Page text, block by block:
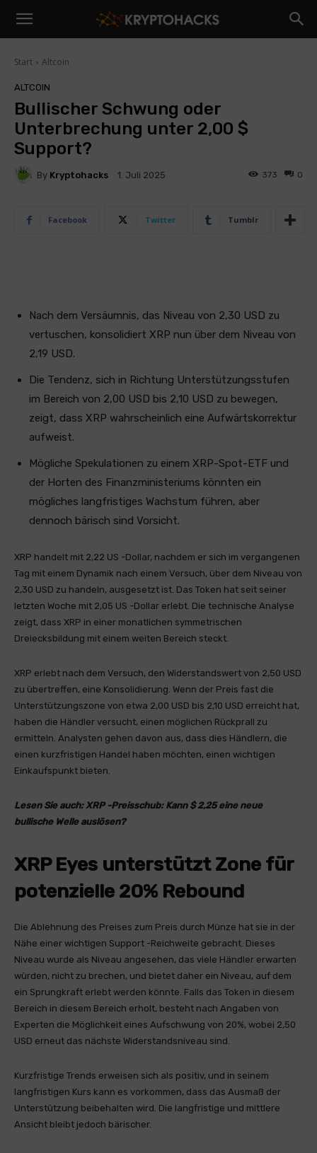
Start Altcoin
ALTCOIN
Bullischer Schwung oder
Unterbrechung unter 2,00 $
Support?
By Kryptohacks 1. Juli 2025 0
373
Facebook Twitter Tumblr
Nach dem Versäumnis, das Niveau von 2,30 USD zu
vertuschen, konsolidiert XRP nun über dem Niveau von
2,19 USD.
Die Tendenz, sich in Richtung Unterstützungsstufen
im Bereich von 2,00 USD bis 2,10 USD zu bewegen,
zeigt, dass XRP wahrscheinlich eine Aufwärtskorrektur
aufweist.
Mögliche Spekulationen zu einem XRP-Spot-ETF und
der Horten des Finanzministeriums könnten ein
mögliches langfristiges Wachstum führen, aber
dennoch bärisch sind Vorsicht.
XRP handelt mit 2,22 US -Dollar, nachdem er sich im vergangenen
Tag mit einem Dynamik nach einem Versuch, über dem Niveau von
2,30 USD zu handeln, ausgesetzt ist. Das Token hat seit seiner
letzten Woche mit 2,05 US -Dollar erlebt. Die technische Analyse
zeigt, dass XRP in einer monatlichen symmetrischen
Dreiecksbildung mit einem weiten Bereich steckt.
XRP erlebt nach dem Versuch, den Widerstandswert von 2,50 USD
zu übertreffen, eine Konsolidierung. Wenn der Preis fast die
Unterstützungszone von etwa 2,00 USD bis 2,10 USD erreicht hat,
haben die Händler versucht, einen möglichen Rückprall zu
ermitteln. Analysten gehen davon aus, dass dies Händlern, die
einen kurzfristigen Handel haben möchten, einen wichtigen
Einkaufspunkt bieten.
Lesen Sie auch: XRP -Preisschub: Kann $ 2,25 eine neue
bullische Welle auslösen?
XRP Eyes unterstützt Zone für
potenzielle 20% Rebound
Die Ablehnung des Preises zum Preis durch Münze hat sie in der
Nähe einer wichtigen Support -Reichweite gebracht. Dieses
Niveau wurde als Niveau angesehen, das viele Händler erwarten
würden, nicht zu brechen, und bietet daher ein Niveau, auf dem
ein Sprungkraft erlebt werden könnte. Falls das Token in diesem
Bereich in diesem Bereich erholt, besteht nach Angaben von
Experten die Möglichkeit eines Aufschwung von 20%, wobei 2,50
USD erneut das nächste Widerstandsniveau sind.
Kurzfristige Trends erweisen sich als positiv, und in seinem
langfristigen Kurs kann es vorkommen, dass das Ausmaß der
Unterstützung beibehalten wird. Die langfristige und mittlere
Ansicht bleibt jedoch bärischer.